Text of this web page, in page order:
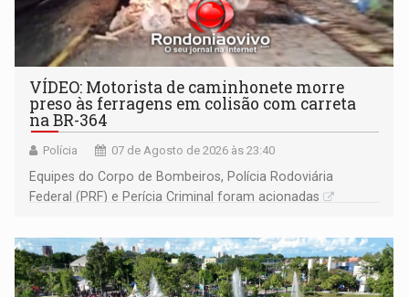
VÍDEO: Motorista de caminhonete morre
preso às ferragens em colisão com carreta
na BR-364
Polícia 07 de Agosto de 2026 às 23:40
Equipes do Corpo de Bombeiros, Polícia Rodoviária
Federal (PRF) e Perícia Criminal foram acionadas